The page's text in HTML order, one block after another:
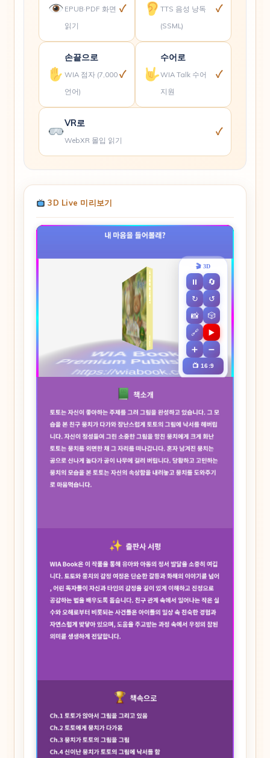
EPUB·PDF 화면
읽기
✓
TTS 음성 낭독
(SSML)
✓
손끝으로
WIA 점자 (7,000
언어)
✓
수어로
WIA Talk 수어
지원
✓
VR로
WebXR 몰입 읽기
✓
3D Live 미리보기